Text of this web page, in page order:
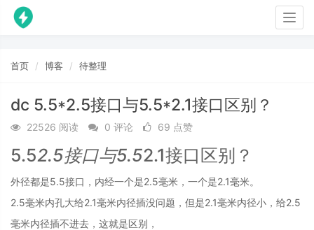
首页 博客 待整理
dc 5.5*2.5接口与5.5*2.1接口区别？
22526 阅读 0 评论 69 点赞
5.52.5接口与5.52.1接口区别？
外径都是5.5接口，内经一个是2.5毫米，一个是2.1毫米。
2.5毫米内孔大给2.1毫米内径插没问题，但是2.1毫米内径小，给2.5
毫米内径插不进去，这就是区别，